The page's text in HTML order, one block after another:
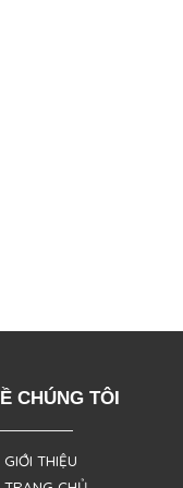
CHÚNG TÔI
THIỆU